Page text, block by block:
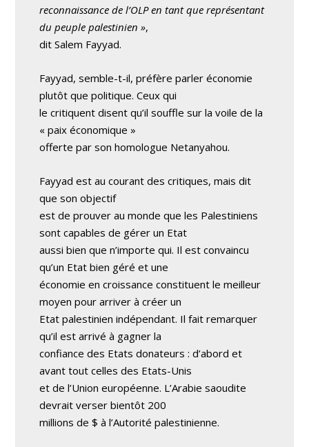
reconnaissance de l’OLP en tant que représentant
du peuple palestinien »,
dit Salem Fayyad.
Fayyad, semble-t-il, préfère parler économie
plutôt que politique. Ceux qui
le critiquent disent qu’il souffle sur la voile de la
« paix économique »
offerte par son homologue Netanyahou.
Fayyad est au courant des critiques, mais dit
que son objectif
est de prouver au monde que les Palestiniens
sont capables de gérer un Etat
aussi bien que n’importe qui. Il est convaincu
qu’un Etat bien géré et une
économie en croissance constituent le meilleur
moyen pour arriver à créer un
Etat palestinien indépendant. Il fait remarquer
qu’il est arrivé à gagner la
confiance des Etats donateurs : d’abord et
avant tout celles des Etats-Unis
et de l’Union européenne. L’Arabie saoudite
devrait verser bientôt 200
millions de $ à l’Autorité palestinienne.